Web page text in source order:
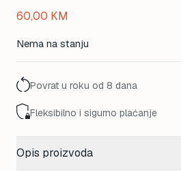
60,00 KM
Nema na stanju
Povrat u roku od 8 dana
Fleksibilno i sigurno plaćanje
Opis proizvoda